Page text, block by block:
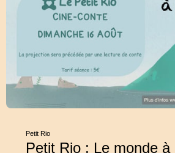
Petit Rio
Petit Rio : Le monde à